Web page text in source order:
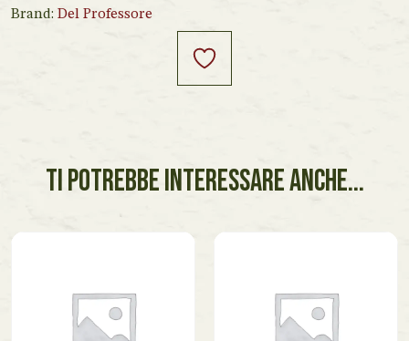
Brand: Del Professore
TI POTREBBE INTERESSARE ANCHE...